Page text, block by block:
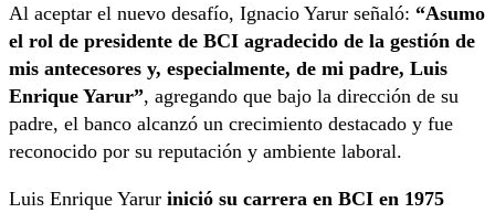
Al aceptar el nuevo desafío, Ignacio Yarur señaló: “Asumo
el rol de presidente de BCI agradecido de la gestión de
mis antecesores y, especialmente, de mi padre, Luis
Enrique Yarur”, agregando que bajo la dirección de su
padre, el banco alcanzó un crecimiento destacado y fue
reconocido por su reputación y ambiente laboral.
Luis Enrique Yarur inició su carrera en BCI en 1975